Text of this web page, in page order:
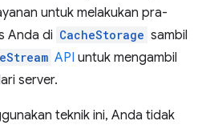
untuk melakukan pra-
Anda di CacheStorage sambil
API untuk mengambil
server.
teknik ini, Anda tidak